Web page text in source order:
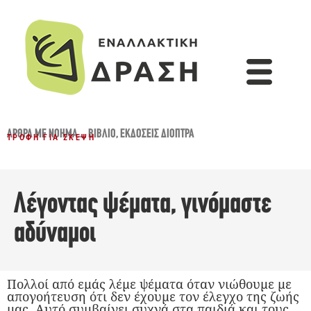
ΆΡΘΡΑ ΜΕ ΝΌΗΜΑ...,ΒΙΒΛΊΟ,ΕΚΔΌΣΕΙΣ ΔΙΌΠΤΡΑ
ΤΡΟΦΉ ΓΙΑ ΣΚΈΨΗ
Λέγοντας ψέματα, γινόμαστε
αδύναμοι
Πολλοί από εμάς λέμε ψέματα όταν νιώθουμε με
απογοήτευση ότι δεν έχουμε τον έλεγχο της ζωής